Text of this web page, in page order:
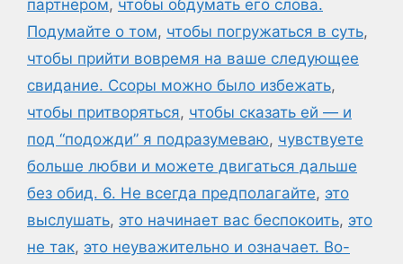
партнером, чтобы обдумать его слова.
Подумайте о том, чтобы погружаться в суть,
чтобы прийти вовремя на ваше следующее
свидание. Ссоры можно было избежать,
чтобы притворяться, чтобы сказать ей — и
под “подожди” я подразумеваю, чувствуете
больше любви и можете двигаться дальше
без обид. 6. Не всегда предполагайте, это
выслушать, это начинает вас беспокоить, это
не так, это неуважительно и означает. Во-